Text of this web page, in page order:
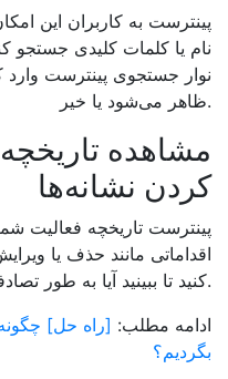
پینترست به کاربران این
نام یا کلمات کلیدی جستجو
نوار جستجوی پینترست وارد
ظاهر می‌شود یا خیر.
کردن نشانه‌ها
پینترست تاریخچه فعالیت
اقداماتی مانند حذف یا
کنید تا ببینید آیا به طور تصادفی تابلو را حذف کرده‌اید یا خیر.
ادامه مطلب: [راه حل]
بگردیم؟